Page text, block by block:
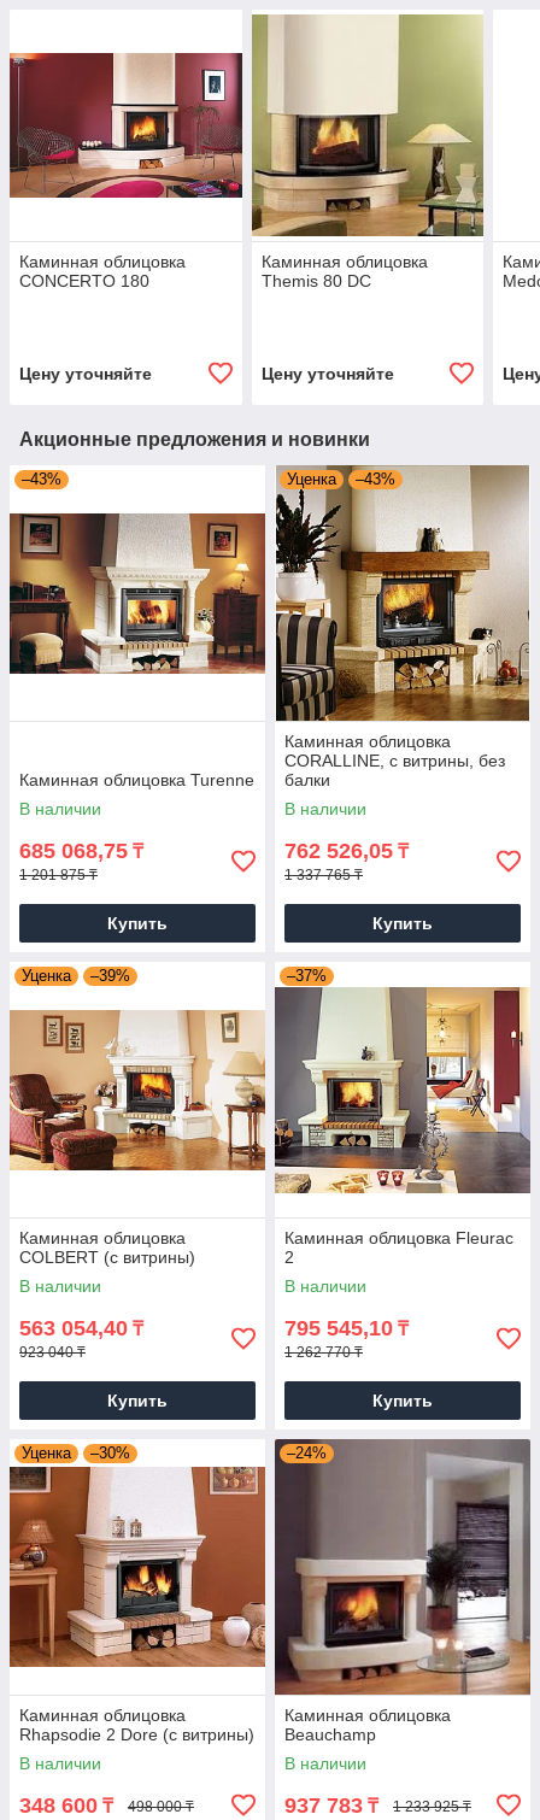
Каминная облицовка
CONCERTO 180
Цену уточняйте
Каминная облицовка
Themis 80 DC
Цену уточняйте
Акционные предложения и новинки
–43%
Каминная облицовка Turenne
В наличии
685 068,75 ₸
1 201 875 ₸
Купить
Уценка –43%
Каминная облицовка
CORALLINE, с витрины, без
балки
В наличии
762 526,05 ₸
1 337 765 ₸
Купить
Уценка –39%
Каминная облицовка
COLBERT (с витрины)
В наличии
563 054,40 ₸
923 040 ₸
Купить
–37%
Каминная облицовка Fleurac
2
В наличии
795 545,10 ₸
1 262 770 ₸
Купить
Уценка –30%
Каминная облицовка
Rhapsodie 2 Dore (с витрины)
В наличии
348 600 ₸ 498 000 ₸
–24%
Каминная облицовка
Beauchamp
В наличии
937 783 ₸ 1 233 925 ₸